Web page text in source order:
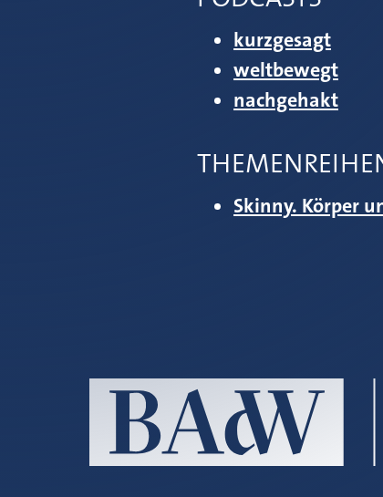
kurzgesagt
weltbewegt
nachgehakt
Skinny. Körper